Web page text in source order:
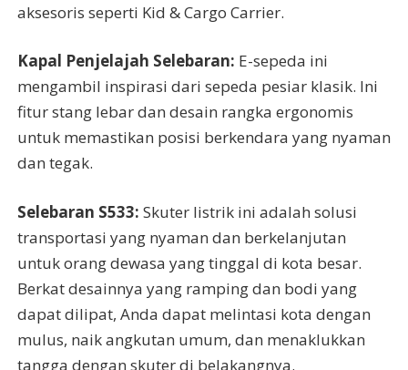
aksesoris seperti Kid & Cargo Carrier.
Kapal Penjelajah Selebaran: E-sepeda ini
mengambil inspirasi dari sepeda pesiar klasik. Ini
fitur stang lebar dan desain rangka ergonomis
untuk memastikan posisi berkendara yang nyaman
dan tegak.
Selebaran S533: Skuter listrik ini adalah solusi
transportasi yang nyaman dan berkelanjutan
untuk orang dewasa yang tinggal di kota besar.
Berkat desainnya yang ramping dan bodi yang
dapat dilipat, Anda dapat melintasi kota dengan
mulus, naik angkutan umum, dan menaklukkan
tangga dengan skuter di belakangnya.